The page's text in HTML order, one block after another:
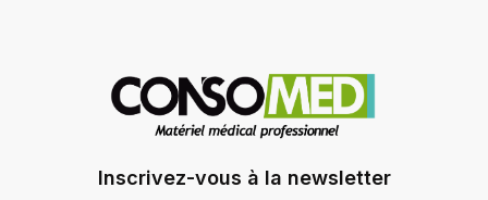
Inscrivez-vous à la newsletter